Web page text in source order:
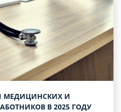
МЕДИЦИНСКИХ И
В 2025 ГОДУ